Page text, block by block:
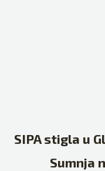
SIPA stigla u
Sumnja